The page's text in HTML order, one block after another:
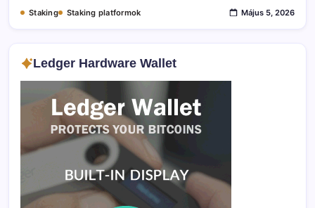
Staking Staking platformok Május 5, 2026
Ledger Hardware Wallet